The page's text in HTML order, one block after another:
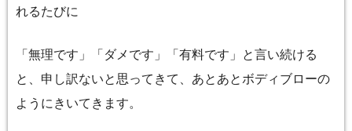
れるたびに
「無理です」「ダメです」「有料です」と言い続ける
と、申し訳ないと思ってきて、あとあとボディブローの
ようにきいてきます。